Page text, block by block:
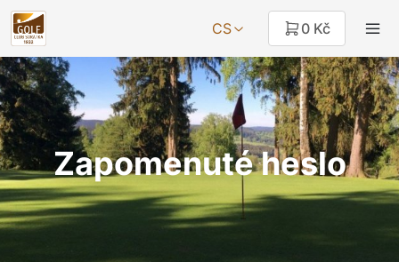
CS 0 Kč
Zapomenuté heslo